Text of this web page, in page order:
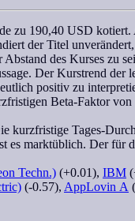
zu 190,40 USD
der Titel
des Kurses zu
Der Kurstrend der
positiv zu
Beta-Faktorvon
kurzfristige Tages-
es marktüblich. Der für
Techn.) (+0.01), IBM
(-0.57), AppLovin A